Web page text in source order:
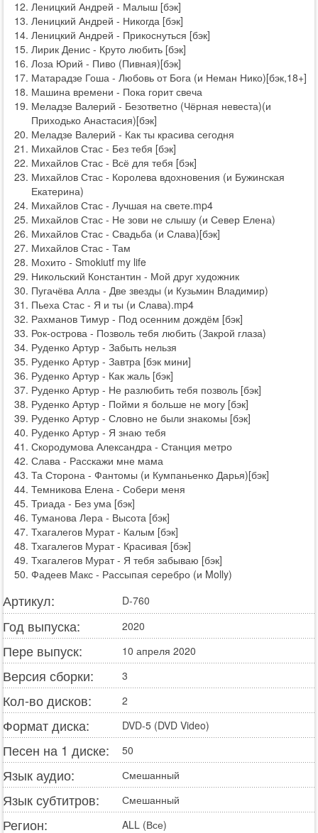
Леницкий Андрей - Малыш [бэк]
Леницкий Андрей - Никогда [бэк]
Леницкий Андрей - Прикоснуться [бэк]
Лирик Денис - Круто любить [бэк]
Лоза Юрий - Пиво (Пивная)[бэк]
Матарадзе Гоша - Любовь от Бога (и Неман Нико)[бэк,18+]
Машина времени - Пока горит свеча
Меладзе Валерий - Безответно (Чёрная невеста)(и
Приходько Анастасия)[бэк]
Меладзе Валерий - Как ты красива сегодня
Михайлов Стас - Без тебя [бэк]
Михайлов Стас - Всё для тебя [бэк]
Михайлов Стас - Королева вдохновения (и Бужинская
Екатерина)
Михайлов Стас - Лучшая на свете.mp4
Михайлов Стас - Не зови не слышу (и Север Елена)
Михайлов Стас - Свадьба (и Слава)[бэк]
Михайлов Стас - Там
Мохито - Smokiutf my life
Никольский Константин - Мой друг художник
Пугачёва Алла - Две звезды (и Кузьмин Владимир)
Пьеха Стас - Я и ты (и Слава).mp4
Рахманов Тимур - Под осенним дождём [бэк]
Рок-острова - Позволь тебя любить (Закрой глаза)
Руденко Артур - Забыть нельзя
Руденко Артур - Завтра [бэк мини]
Руденко Артур - Как жаль [бэк]
Руденко Артур - Не разлюбить тебя позволь [бэк]
Руденко Артур - Пойми я больше не могу [бэк]
Руденко Артур - Словно не были знакомы [бэк]
Руденко Артур - Я знаю тебя
Скородумова Александра - Станция метро
Слава - Расскажи мне мама
Та Сторона - Фантомы (и Кумпаньенко Дарья)[бэк]
Темникова Елена - Собери меня
Триада - Без ума [бэк]
Туманова Лера - Высота [бэк]
Тхагалегов Мурат - Калым [бэк]
Тхагалегов Мурат - Красивая [бэк]
Тхагалегов Мурат - Я тебя забываю [бэк]
Фадеев Макс - Рассыпая серебро (и Molly)
Артикул: D-760
Год выпуска: 2020
Пере выпуск: 10 апреля 2020
Версия сборки: 3
Кол-во дисков: 2
Формат диска: DVD-5 (DVD Video)
Песен на 1 диске: 50
Язык аудио: Смешанный
Язык субтитров: Смешанный
Регион: ALL (Все)